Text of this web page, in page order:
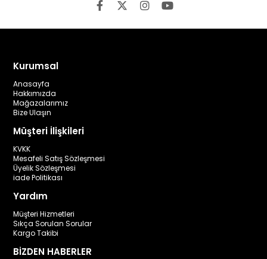
Kurumsal
Anasayfa
Hakkımızda
Mağazalarımız
Bize Ulaşın
Müşteri İlişkileri
KVKK
Mesafeli Satış Sözleşmesi
Üyelik Sözleşmesi
iade Politikası
Yardım
Müşteri Hizmetleri
Sıkça Sorulan Sorular
Kargo Takibi
BİZDEN HABERLER